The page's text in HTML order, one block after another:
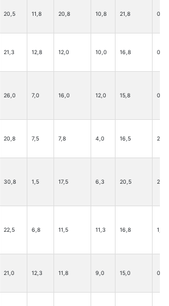
20,5 11,8 20,8 10,8 21,8 0,5
21,3 12,8 12,0 10,0 16,8 0,0
26,0 7,0 16,0 12,0 15,8 0,8
20,8 7,5 7,8 4,0 16,5 2,3
30,8 1,5 17,5 6,3 20,5 2,8
22,5 6,8 11,5 11,3 16,8 1,0
21,0 12,3 11,8 9,0 15,0 0,8